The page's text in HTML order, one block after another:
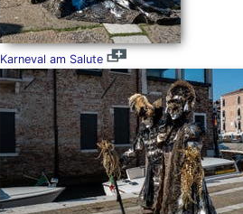
Karneval am Salute